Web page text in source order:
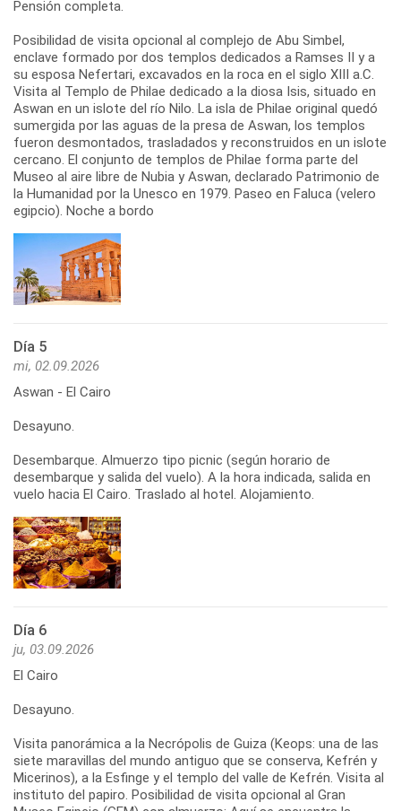
Pensión completa.
Posibilidad de visita opcional al complejo de Abu Simbel,
enclave formado por dos templos dedicados a Ramses II y a
su esposa Nefertari, excavados en la roca en el siglo XIII a.C.
Visita al Templo de Philae dedicado a la diosa Isis, situado en
Aswan en un islote del río Nilo. La isla de Philae original quedó
sumergida por las aguas de la presa de Aswan, los templos
fueron desmontados, trasladados y reconstruidos en un islote
cercano. El conjunto de templos de Philae forma parte del
Museo al aire libre de Nubia y Aswan, declarado Patrimonio de
la Humanidad por la Unesco en 1979. Paseo en Faluca (velero
egipcio). Noche a bordo
Día 5
mi, 02.09.2026
Aswan - El Cairo
Desayuno.
Desembarque. Almuerzo tipo picnic (según horario de
desembarque y salida del vuelo). A la hora indicada, salida en
vuelo hacia El Cairo. Traslado al hotel. Alojamiento.
Día 6
ju, 03.09.2026
El Cairo
Desayuno.
Visita panorámica a la Necrópolis de Guiza (Keops: una de las
siete maravillas del mundo antiguo que se conserva, Kefrén y
Micerinos), a la Esfinge y el templo del valle de Kefrén. Visita al
instituto del papiro. Posibilidad de visita opcional al Gran